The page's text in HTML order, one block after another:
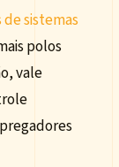
de sistemas
polos
vale